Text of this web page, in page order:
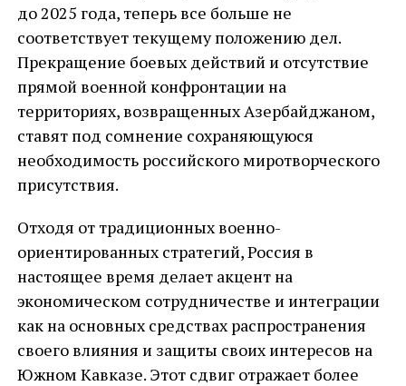
до 2025 года, теперь все больше не
соответствует текущему положению дел.
Прекращение боевых действий и отсутствие
прямой военной конфронтации на
территориях, возвращенных Азербайджаном,
ставят под сомнение сохраняющуюся
необходимость российского миротворческого
присутствия.
Отходя от традиционных военно-
ориентированных стратегий, Россия в
настоящее время делает акцент на
экономическом сотрудничестве и интеграции
как на основных средствах распространения
своего влияния и защиты своих интересов на
Южном Кавказе. Этот сдвиг отражает более